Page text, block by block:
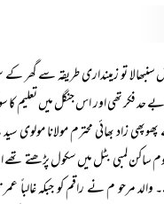
تو زمینداری طریقہ سے گھر کے
حد فکر تھی اور اس جنگل میں تعلیم کا
زاد بھائی محترم مولانا مولوی
ساکن لمبی بٹل میں سکول پڑھتے تھے